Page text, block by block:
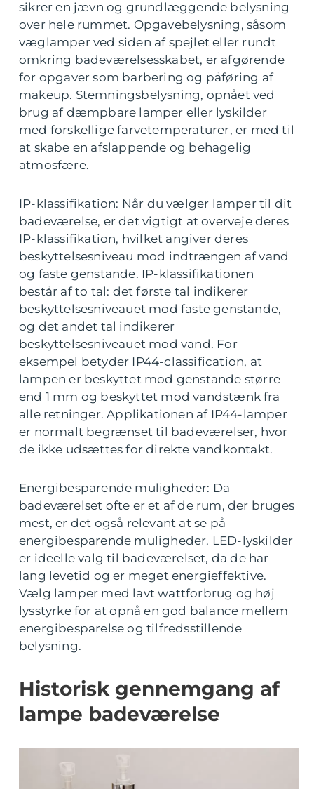
sikrer en jævn og grundlæggende belysning
over hele rummet. Opgavebelysning, såsom
væglamper ved siden af spejlet eller rundt
omkring badeværelsesskabet, er afgørende
for opgaver som barbering og påføring af
makeup. Stemningsbelysning, opnået ved
brug af dæmpbare lamper eller lyskilder
med forskellige farvetemperaturer, er med til
at skabe en afslappende og behagelig
atmosfære.
IP-klassifikation: Når du vælger lamper til dit
badeværelse, er det vigtigt at overveje deres
IP-klassifikation, hvilket angiver deres
beskyttelsesniveau mod indtrængen af vand
og faste genstande. IP-klassifikationen
består af to tal: det første tal indikerer
beskyttelsesniveauet mod faste genstande,
og det andet tal indikerer
beskyttelsesniveauet mod vand. For
eksempel betyder IP44-classification, at
lampen er beskyttet mod genstande større
end 1 mm og beskyttet mod vandstænk fra
alle retninger. Applikationen af IP44-lamper
er normalt begrænset til badeværelser, hvor
de ikke udsættes for direkte vandkontakt.
Energibesparende muligheder: Da
badeværelset ofte er et af de rum, der bruges
mest, er det også relevant at se på
energibesparende muligheder. LED-lyskilder
er ideelle valg til badeværelset, da de har
lang levetid og er meget energieffektive.
Vælg lamper med lavt wattforbrug og høj
lysstyrke for at opnå en god balance mellem
energibesparelse og tilfredsstillende
belysning.
Historisk gennemgang af
lampe badeværelse